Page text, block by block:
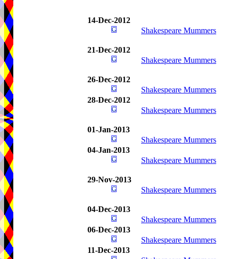
14-Dec-2012
Shakespeare Mummers
21-Dec-2012
Shakespeare Mummers
26-Dec-2012
Shakespeare Mummers
28-Dec-2012
Shakespeare Mummers
01-Jan-2013
Shakespeare Mummers
04-Jan-2013
Shakespeare Mummers
29-Nov-2013
Shakespeare Mummers
04-Dec-2013
Shakespeare Mummers
06-Dec-2013
Shakespeare Mummers
11-Dec-2013